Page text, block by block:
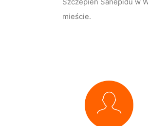
mieście.